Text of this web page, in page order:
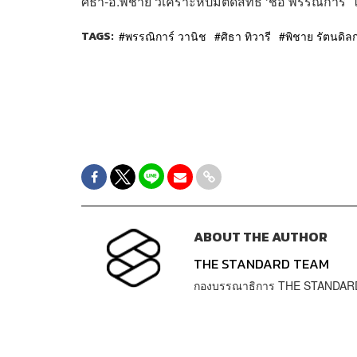
TAGS: พรรณิการ์ วานิช ศิธา ทิวารี พิชาย รัตนดิล
ABOUT THE AUTHOR
THE STANDARD TEAM
กองบรรณาธิการ THE